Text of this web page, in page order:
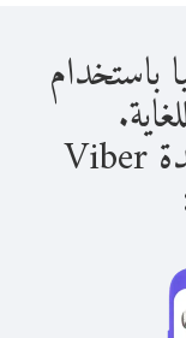
باستخدام
بمجرد حصولك على أرصدة Viber